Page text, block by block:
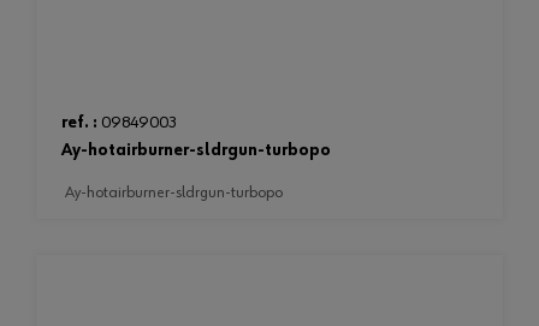
ref. : 09849003
ay-hotairburner-sldrgun-turbopo
ay-hotairburner-sldrgun-turbopo